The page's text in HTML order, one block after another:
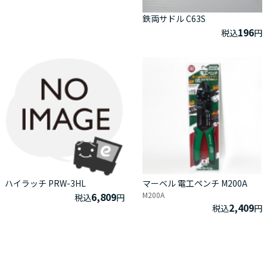
鉄両サドル C63S
税込196円
ハイラッチ PRW-3HL
税込6,809円
マーベル 電工ペンチ M200A
M200A
税込2,409円